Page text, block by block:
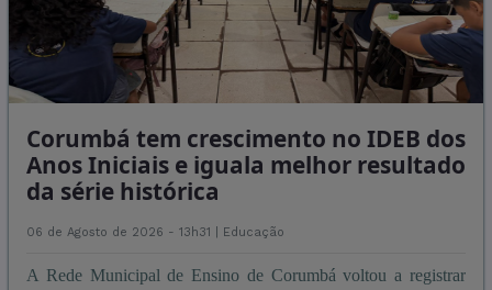
Corumbá tem crescimento no IDEB dos
Anos Iniciais e iguala melhor resultado
da série histórica
06 de Agosto de 2026 - 13h31 | Educação
A Rede Municipal de Ensino de Corumbá voltou a registrar